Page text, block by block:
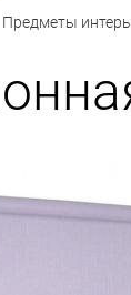
Предметы